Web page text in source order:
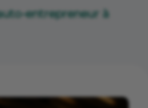
entrepreneur à